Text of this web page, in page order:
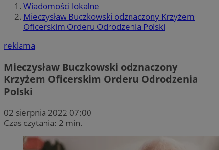
Wiadomości lokalne
Mieczysław Buczkowski odznaczony Krzyżem
Oficerskim Orderu Odrodzenia Polski
reklama
Mieczysław Buczkowski odznaczony
Krzyżem Oficerskim Orderu Odrodzenia
Polski
02 sierpnia 2022 07:00
Czas czytania: 2 min.